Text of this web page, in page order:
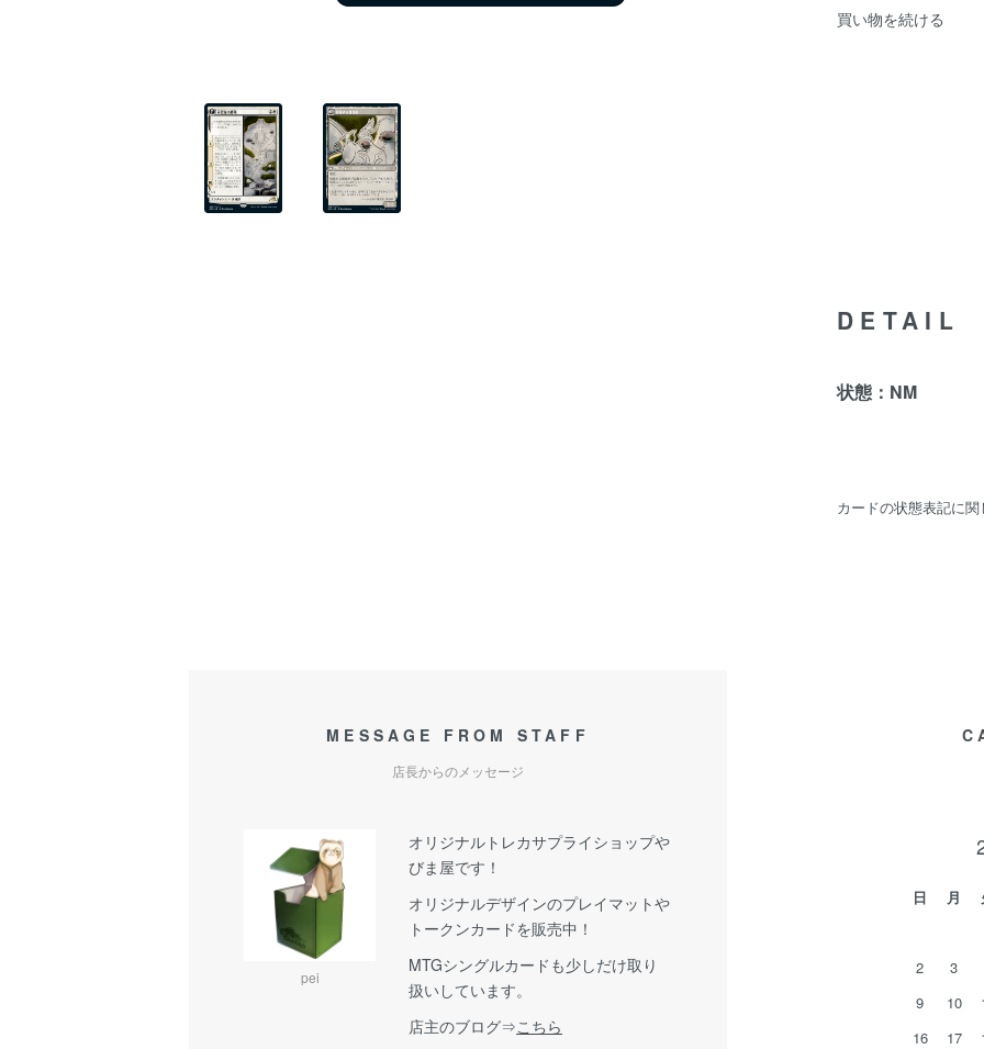
買い物を続ける
DETAIL
状態：NM
カードの状態表記に
MESSAGE FROM STAFF
店長からのメッセージ
pei
オリジナルトレカサプライショップや
びま屋です！
オリジナルデザインのプレイマットや
トークンカードを販売中！
MTGシングルカードも少しだけ取り
扱いしています。
店主のブログ⇒こちら
日 月
2
3
9
10
16
17